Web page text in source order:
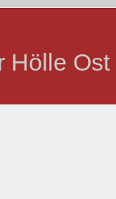
Hölle Ost